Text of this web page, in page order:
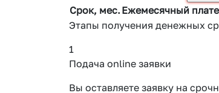
Срок, мес.Ежемесячный
Этапы получения денежных
1
Подача online заявки
Вы оставляете заявку на